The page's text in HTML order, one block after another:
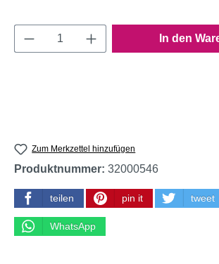
Produkt Anzahl: Gib den
In den
Zum Merkzettel hinzufügen
Produktnummer: 32000546
teilen pin it tweet
WhatsApp